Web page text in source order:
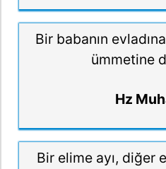
Bir babanın
ümmetine
Hz
Bir elime ayı, diğer